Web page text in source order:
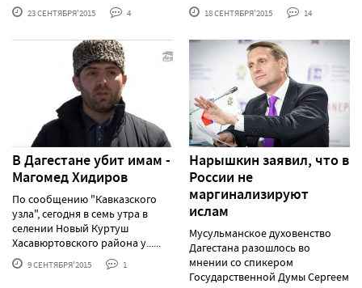
23 СЕНТЯБРЯ'2015 4 18 СЕНТЯБРЯ'2015 14
В Дагестане убит имам -
Магомед Хидиров
По сообщению "Кавказского
узла", сегодня в семь утра в
селении Новый Куртуш
Хасавюртовского района у......
9 СЕНТЯБРЯ'2015 1
Нарышкин заявил, что в
России не
маргинализируют
ислам
Мусульманское духовенство
Дагестана разошлось во
мнении со спикером
Государственной Думы Сергеем